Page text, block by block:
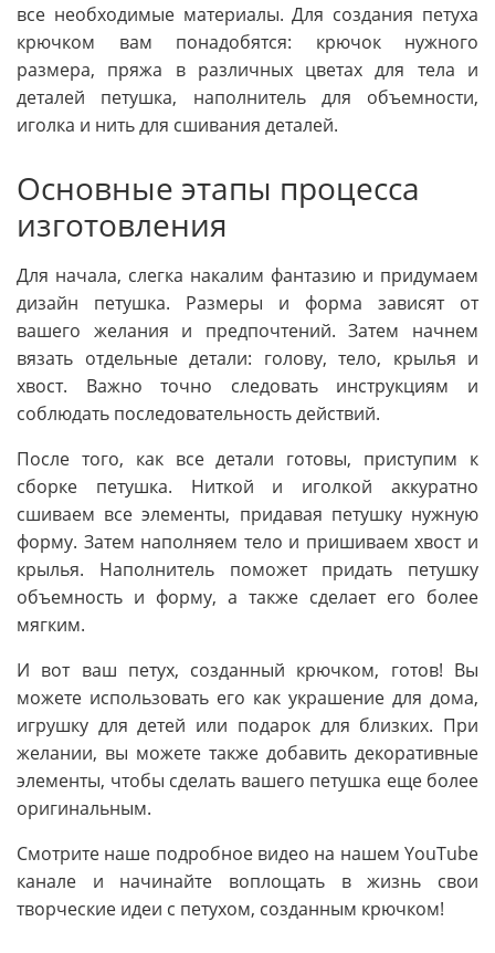
все необходимые материалы. Для создания петуха
крючком вам понадобятся: крючок нужного
размера, пряжа в различных цветах для тела и
деталей петушка, наполнитель для объемности,
иголка и нить для сшивания деталей.
Основные этапы процесса
изготовления
Для начала, слегка накалим фантазию и придумаем
дизайн петушка. Размеры и форма зависят от
вашего желания и предпочтений. Затем начнем
вязать отдельные детали: голову, тело, крылья и
хвост. Важно точно следовать инструкциям и
соблюдать последовательность действий.
После того, как все детали готовы, приступим к
сборке петушка. Ниткой и иголкой аккуратно
сшиваем все элементы, придавая петушку нужную
форму. Затем наполняем тело и пришиваем хвост и
крылья. Наполнитель поможет придать петушку
объемность и форму, а также сделает его более
мягким.
И вот ваш петух, созданный крючком, готов! Вы
можете использовать его как украшение для дома,
игрушку для детей или подарок для близких. При
желании, вы можете также добавить декоративные
элементы, чтобы сделать вашего петушка еще более
оригинальным.
Смотрите наше подробное видео на нашем YouTube
канале и начинайте воплощать в жизнь свои
творческие идеи с петухом, созданным крючком!